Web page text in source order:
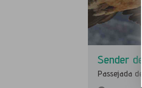
Sender
Passejada